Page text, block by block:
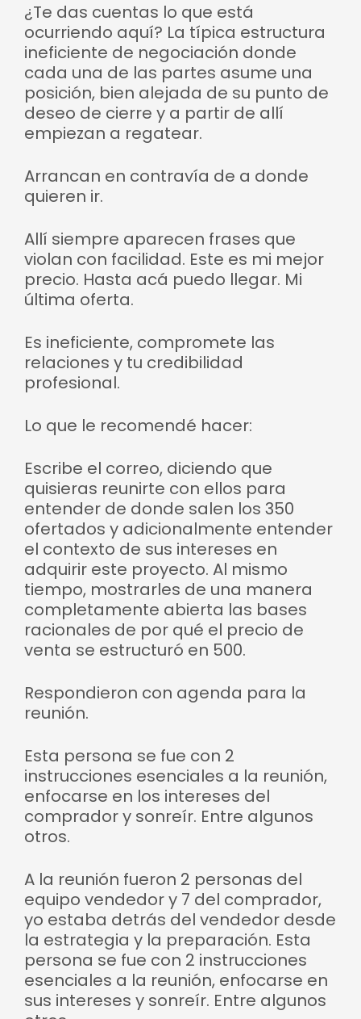
¿Te das cuentas lo que está
ocurriendo aquí? La típica estructura
ineficiente de negociación donde
cada una de las partes asume una
posición, bien alejada de su punto de
deseo de cierre y a partir de allí
empiezan a regatear.
Arrancan en contravía de a donde
quieren ir.
Allí siempre aparecen frases que
violan con facilidad. Este es mi mejor
precio. Hasta acá puedo llegar. Mi
última oferta.
Es ineficiente, compromete las
relaciones y tu credibilidad
profesional.
Lo que le recomendé hacer:
Escribe el correo, diciendo que
quisieras reunirte con ellos para
entender de donde salen los 350
ofertados y adicionalmente entender
el contexto de sus intereses en
adquirir este proyecto. Al mismo
tiempo, mostrarles de una manera
completamente abierta las bases
racionales de por qué el precio de
venta se estructuró en 500.
Respondieron con agenda para la
reunión.
Esta persona se fue con 2
instrucciones esenciales a la reunión,
enfocarse en los intereses del
comprador y sonreír. Entre algunos
otros.
A la reunión fueron 2 personas del
equipo vendedor y 7 del comprador,
yo estaba detrás del vendedor desde
la estrategia y la preparación. Esta
persona se fue con 2 instrucciones
esenciales a la reunión, enfocarse en
sus intereses y sonreír. Entre algunos